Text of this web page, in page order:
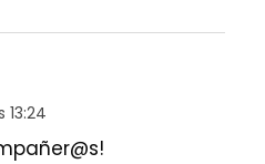
13:24